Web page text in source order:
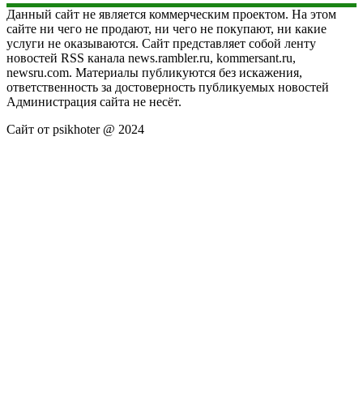
Данный сайт не является коммерческим проектом. На этом
сайте ни чего не продают, ни чего не покупают, ни какие
услуги не оказываются. Сайт представляет собой ленту
новостей RSS канала news.rambler.ru, kommersant.ru,
newsru.com. Материалы публикуются без искажения,
ответственность за достоверность публикуемых новостей
Администрация сайта не несёт.
Сайт от psikhoter @ 2024